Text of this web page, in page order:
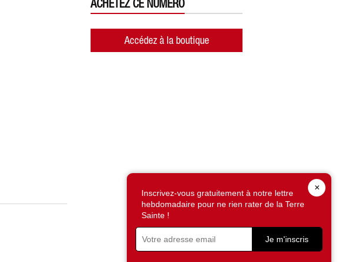
ACHETEZ CE NUMÉRO
Accédez à la boutique
×
Inscrivez-vous gratuitement à notre lettre
hebdomadaire pour ne rien rater de la Terre
Sainte !
Je m'inscris